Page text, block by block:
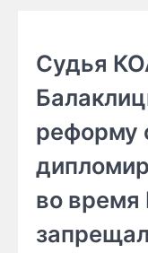
Судья
реформу
во